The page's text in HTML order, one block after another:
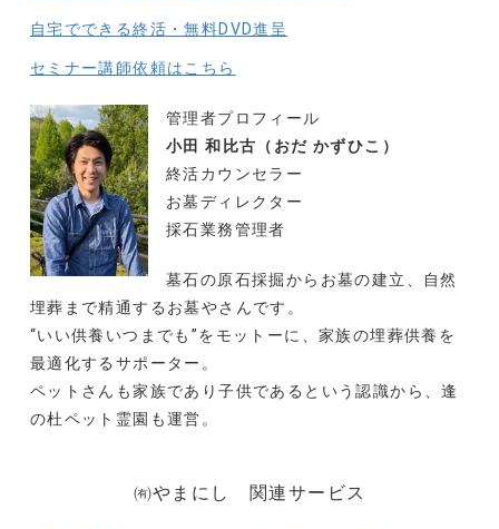
自宅でできる終活・無料DVD進呈
セミナー講師依頼はこちら
管理者プロフィール
小田 和比古（おだ かずひこ）
終活カウンセラー
お墓ディレクター
採石業務管理者
墓石の原石採掘からお墓の建立、自然
埋葬まで精通するお墓やさんです。
“いい供養いつまでも”をモットーに、家族の埋葬供養を
最適化するサポーター。
ペットさんも家族であり子供であるという認識から、逢
の杜ペット霊園も運営。
㈲やまにし 関連サービス